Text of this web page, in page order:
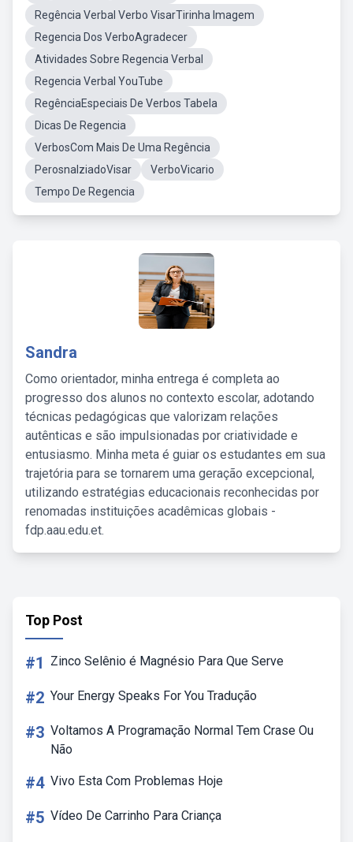
Regência Verbal Verbo VisarTirinha Imagem
Regencia Dos VerboAgradecer
Atividades Sobre Regencia Verbal
Regencia Verbal YouTube
RegênciaEspeciais De Verbos Tabela
Dicas De Regencia
VerbosCom Mais De Uma Regência
PerosnalziadoVisar
VerboVicario
Tempo De Regencia
Sandra
Como orientador, minha entrega é completa ao
progresso dos alunos no contexto escolar, adotando
técnicas pedagógicas que valorizam relações
autênticas e são impulsionadas por criatividade e
entusiasmo. Minha meta é guiar os estudantes em sua
trajetória para se tornarem uma geração excepcional,
utilizando estratégias educacionais reconhecidas por
renomadas instituições acadêmicas globais -
fdp.aau.edu.et.
Top Post
#1 Zinco Selênio é Magnésio Para Que Serve
#2 Your Energy Speaks For You Tradução
#3 Voltamos A Programação Normal Tem Crase Ou
Não
#4 Vivo Esta Com Problemas Hoje
#5 Vídeo De Carrinho Para Criança